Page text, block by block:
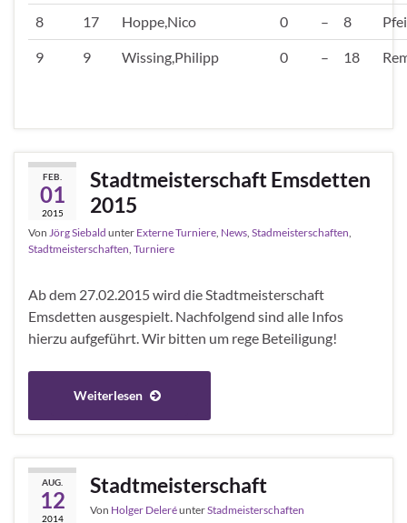
8 17 Hoppe,Nico 0 – 8
9 9 Wissing,Philipp 0 – 18
FEB.
01
2015
Stadtmeisterschaft Emsdetten
2015
Von Jörg Siebald unter Externe Turniere News Stadmeisterschaften
Stadtmeisterschaften Turniere
Ab dem 27.02.2015 wird die Stadtmeisterschaft
Emsdetten ausgespielt. Nachfolgend sind alle Infos
hierzu aufgeführt. Wir bitten um rege Beteiligung!
Weiterlesen
AUG.
12
2014
Stadtmeisterschaft
Von Holger DeleréunterStadmeisterschaften